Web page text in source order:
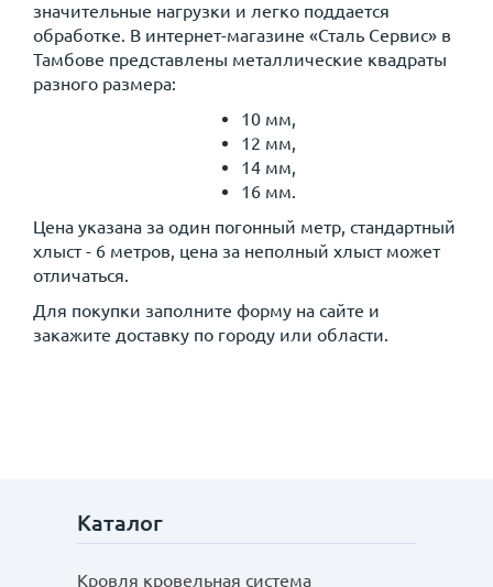
значительные нагрузки и легко поддается
обработке. В интернет-магазине «Сталь Сервис» в
Тамбове представлены металлические квадраты
разного размера:
10 мм,
12 мм,
14 мм,
16 мм.
Цена указана за один погонный метр, стандартный
хлыст - 6 метров, цена за неполный хлыст может
отличаться.
Для покупки заполните форму на сайте и
закажите доставку по городу или области.
Каталог
Кровля кровельная система